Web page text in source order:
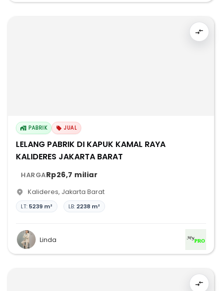
PABRIK JUAL
LELANG PABRIK DI KAPUK KAMAL RAYA
KALIDERES JAKARTA BARAT
HARGARp26,7 miliar
Kalideres, Jakarta Barat
LT: 5239 m² LB: 2238 m²
Linda